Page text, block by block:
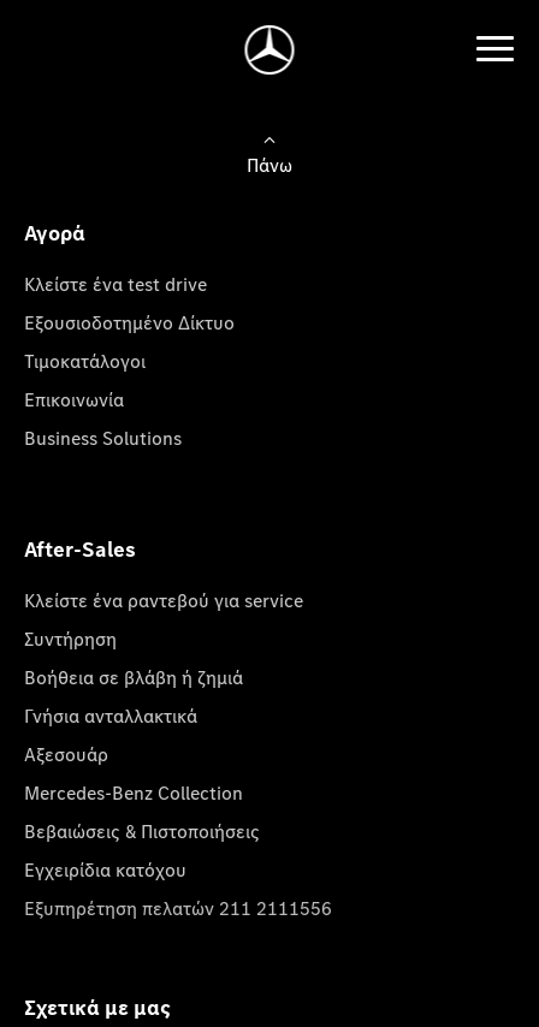
Πάνω
Αγορά
Κλείστε ένα test drive
Εξουσιοδοτημένο Δίκτυο
Τιμοκατάλογοι
Επικοινωνία
Business Solutions
After-Sales
Κλείστε ένα ραντεβού για service
Συντήρηση
Βοήθεια σε βλάβη ή ζημιά
Γνήσια ανταλλακτικά
Αξεσουάρ
Mercedes-Benz Collection
Βεβαιώσεις & Πιστοποιήσεις
Εγχειρίδια κατόχου
Εξυπηρέτηση πελατών 211 2111556
Σχετικά με μας